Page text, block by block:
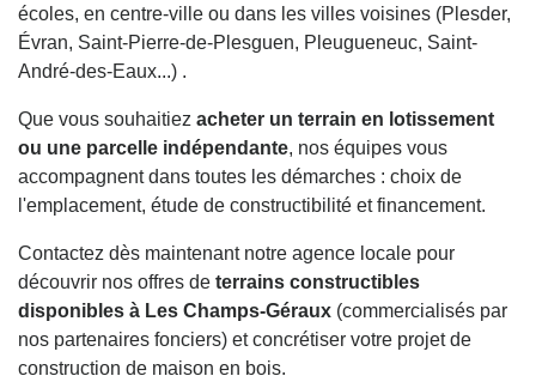
écoles, en centre-ville ou dans les villes voisines (Plesder,
Évran, Saint-Pierre-de-Plesguen, Pleugueneuc, Saint-
André-des-Eaux...) .
Que vous souhaitiez acheter un terrain en lotissement
ou une parcelle indépendante, nos équipes vous
accompagnent dans toutes les démarches : choix de
l'emplacement, étude de constructibilité et financement.
Contactez dès maintenant notre agence locale pour
découvrir nos offres de terrains constructibles
disponibles à Les Champs-Géraux (commercialisés par
nos partenaires fonciers) et concrétiser votre projet de
construction de maison en bois.